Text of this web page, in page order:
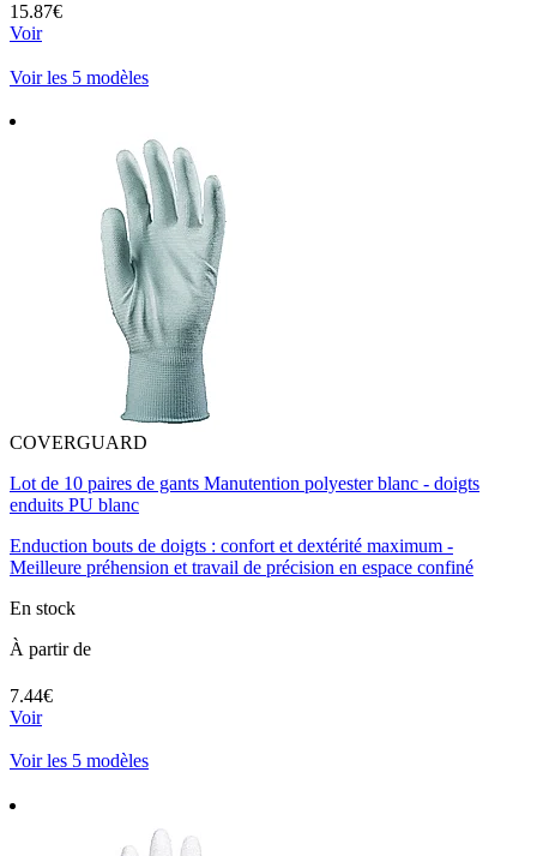
15.87€
Voir
Voir les 5 modèles
COVERGUARD
Lot de 10 paires de gants Manutention polyester blanc - doigts
enduits PU blanc
Enduction bouts de doigts : confort et dextérité maximum -
Meilleure préhension et travail de précision en espace confiné
En stock
À partir de
7.44€
Voir
Voir les 5 modèles